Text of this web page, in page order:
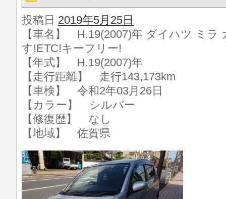
投稿日 2019年5月25日
【車名】 H.19(2007)年 ダイハツ ミラ
す!ETC!キーフリー!
【年式】 H.19(2007)年
【走行距離】 走行143,173km
【車検】 令和2年03月26日
【カラー】 シルバー
【修復歴】 なし
【地域】 佐賀県